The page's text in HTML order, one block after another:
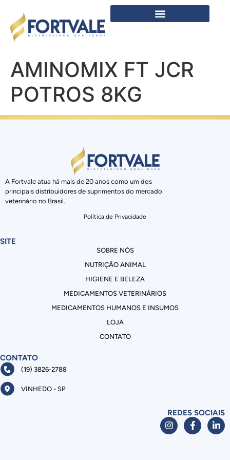
AMINOMIX FT JCR
POTROS 8KG
A Fortvale atua há mais de 20 anos como um dos
principais distribuidores de suprimentos do mercado
veterinário no Brasil.
Política de Privacidade
SITE
SOBRE NÓS
NUTRIÇÃO ANIMAL
HIGIENE E BELEZA
MEDICAMENTOS VETERINÁRIOS
MEDICAMENTOS HUMANOS E INSUMOS
LOJA
CONTATO
CONTATO
(19) 3826-2788
VINHEDO - SP
REDES SOCIAIS